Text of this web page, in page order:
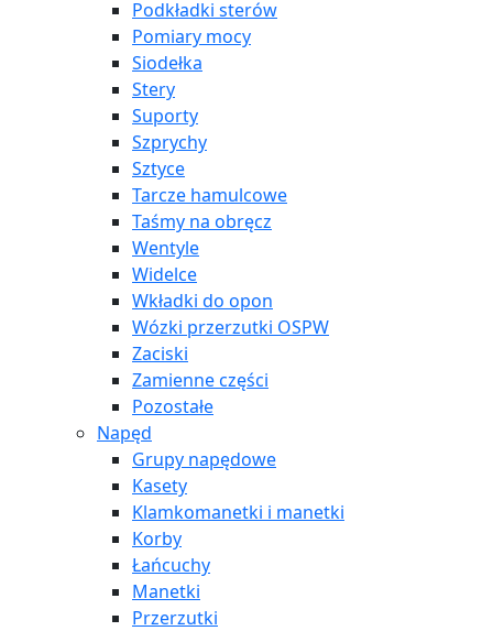
Podkładki sterów
Pomiary mocy
Siodełka
Stery
Suporty
Szprychy
Sztyce
Tarcze hamulcowe
Taśmy na obręcz
Wentyle
Widelce
Wkładki do opon
Wózki przerzutki OSPW
Zaciski
Zamienne części
Pozostałe
Napęd
Grupy napędowe
Kasety
Klamkomanetki i manetki
Korby
Łańcuchy
Manetki
Przerzutki